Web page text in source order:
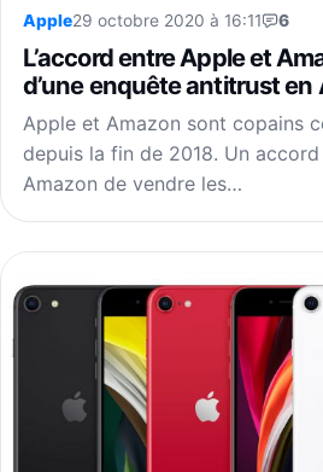
Apple29 octobre 2020 à 16:11 6
L’accord entre Apple et
d’une enquête antitrust en
Apple et Amazon sont copains
depuis la fin de 2018. Un
Amazon de vendre les…